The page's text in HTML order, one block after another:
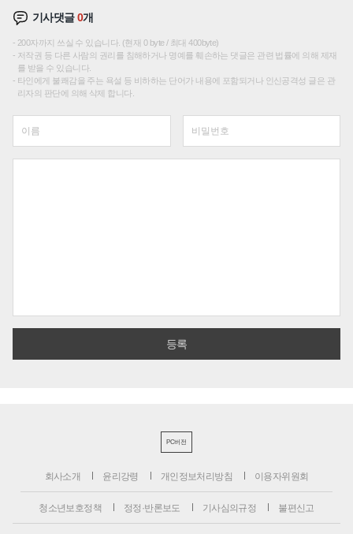
기사댓글0개
200자까지 쓰실 수 있습니다. (현재 0 byte / 최대 400byte)
저작권 등 다른 사람의 권리를 침해하거나 명예를 훼손하는 댓글은 관련 법률에 의해 제재
를 받을 수 있습니다.
타인에게 불쾌감을 주는 욕설 등 비하하는 단어가 내용에 포함되거나 인신공격성 글은 관
리자의 판단에 의해 삭제 합니다.
PC버전
회사소개 윤리강령 개인정보처리방침 이용자위원회
청소년보호정책 정정·반론보도 기사심의규정 불편신고